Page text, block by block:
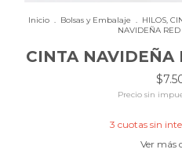
Inicio . Bolsas y Embalaje . HILOS,
NAVIDEÑA
CINTA NAVIDEÑA
Precio sin
3 cuotas sin
Ver más